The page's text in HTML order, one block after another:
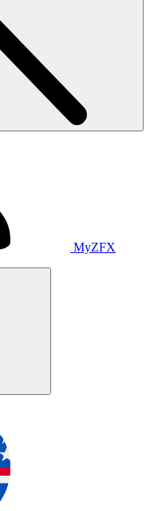
MyZFX